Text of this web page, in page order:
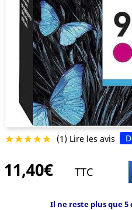
 (1) Lire les avis
11,40€ TTC
Il ne reste plus que